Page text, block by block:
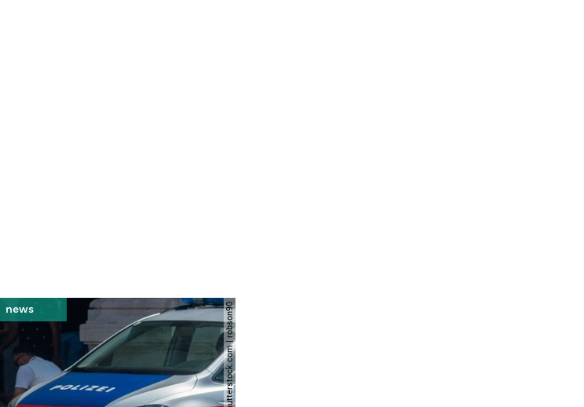
© shutterstock.com | robson90